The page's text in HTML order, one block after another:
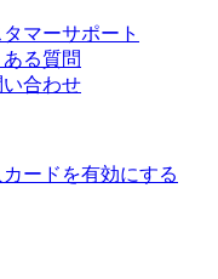
タマーサポート
ある質問
い合わせ
カードを有効にする